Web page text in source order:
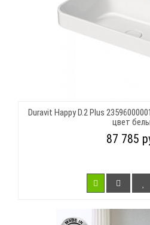
Duravit Happy D.2 Plus
цвет
87 785